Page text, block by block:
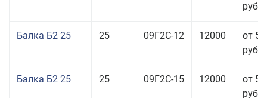
руб.
Балка Б2 25 25 09Г2С-12 12000
от
руб.
Балка Б2 25 25 09Г2С-15 12000
от
руб.